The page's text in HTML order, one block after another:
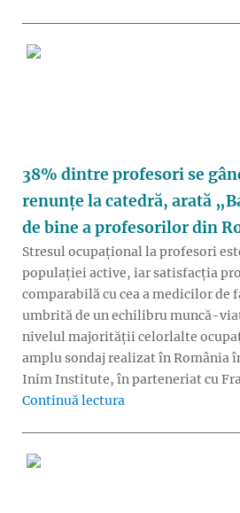
38% dintre profesori se
renunțe la catedră, arată
de bine a profesorilor din
Stresul ocupațional la profesori
populației active, iar satisfacția
comparabilă cu cea a medicilor de
umbrită de un echilibru muncă-
nivelul majorității celorlalte
amplu sondaj realizat în România
Inim Institute, în parteneriat cu
Continuă lectura